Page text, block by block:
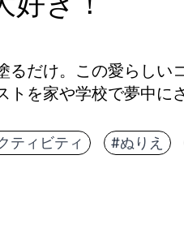
るだけ。この愛らしい
トを家や学校で夢中に
早く、開封して印刷し
ティビティ #ぬりえ